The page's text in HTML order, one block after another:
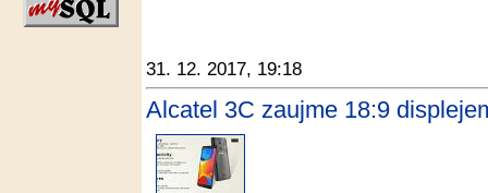
31. 12. 2017, 19:18
Alcatel 3C zaujme 18:9